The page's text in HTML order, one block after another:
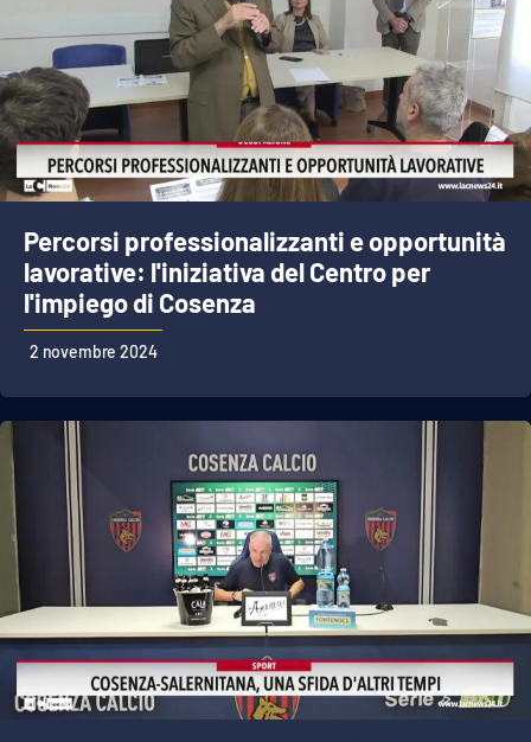
Percorsi professionalizzanti e opportunità
lavorative: l'iniziativa del Centro per
l'impiego di Cosenza
2 novembre 2024